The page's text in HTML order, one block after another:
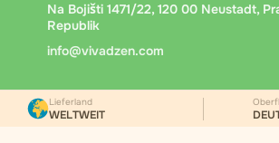
Na Bojišti 1471/22, 120 00 Neustadt,
Republik
info@vivadzen.com
Lieferland
WELTWEIT